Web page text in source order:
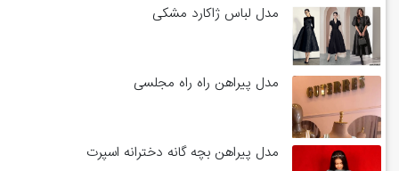
مدل لباس ژاکارد مشکی
مدل پیراهن راه راه مجلسی
مدل پیراهن بچه گانه دخترانه اسپرت